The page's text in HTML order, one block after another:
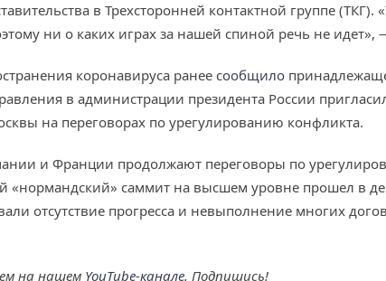
в Трехсторонней контактной группе
ни о каких играх за нашей спиной речь не идет»,
коронавируса ранее сообщило
в администрации президента России
на переговорах по урегулированию конфликта.
и Франции продолжают переговоры по
саммит на высшем уровне прошел в
отсутствие прогресса и невыполнение многих
на нашем YouTube-канале. Подпишись!